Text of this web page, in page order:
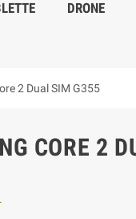
DRONE
2 Dual SIM G355
CORE 2